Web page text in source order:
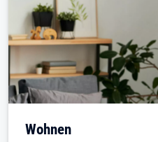
Wohnen